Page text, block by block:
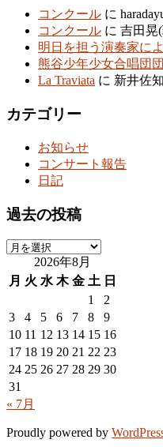
コンクール に
コンクール に 吉田晃
明日を担う演奏家に
熊谷少年少女合唱団
La Traviata に 新井佐
カテゴリー
お知らせ
コンサート報告
日記
過去の投稿
過
の
稿
2026年8月
月 火 水 木 金 土 日
1
2
3
4 5 6 7 8
9
10 11 12 13 14 15 16
17 18 19 20 21 22 23
24 25 26 27 28 29 30
31
« 7月
Proudly powered by